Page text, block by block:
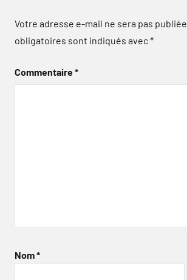
Votre adresse e-mail ne sera pas publiée.
obligatoires sont indiqués avec*
Commentaire*
Nom*